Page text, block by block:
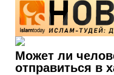
Может ли
отправиться в